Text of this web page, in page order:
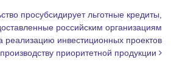
просубсидирует льготные кредиты,
российским организациям
инвестиционных проектов
приоритетной продукции